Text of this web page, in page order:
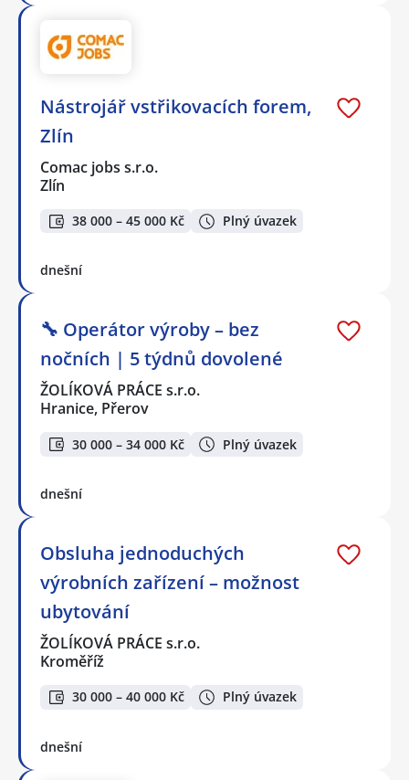
Nástrojář vstřikovacích forem,
Zlín
Comac jobs s.r.o.
Zlín
38 000 – 45 000 Kč Plný úvazek
dnešní
🔧 Operátor výroby – bez
nočních | 5 týdnů dovolené
ŽOLÍKOVÁ PRÁCE s.r.o.
Hranice, Přerov
30 000 – 34 000 Kč Plný úvazek
dnešní
Obsluha jednoduchých
výrobních zařízení – možnost
ubytování
ŽOLÍKOVÁ PRÁCE s.r.o.
Kroměříž
30 000 – 40 000 Kč Plný úvazek
dnešní